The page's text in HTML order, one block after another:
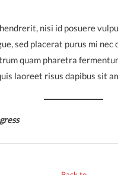
nisi id posuere
sed placerat purus mi nec
quam pharetra
laoreet risus dapibus sit